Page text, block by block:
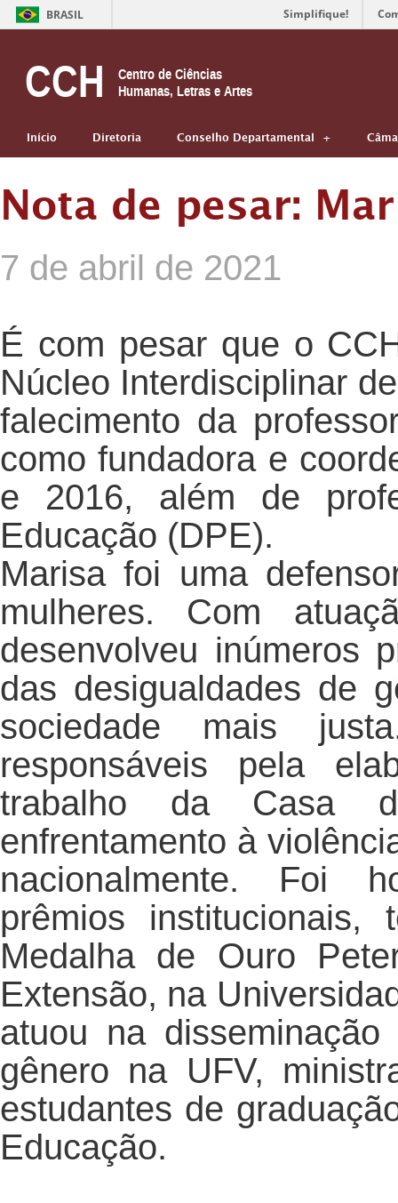
BRASIL Simplifique!
CCH
Centro de Ciências
Humanas, Letras e Artes
Início Diretoria Conselho Departamental
Nota de pesar:
7 de abril de 2021
É com pesar que o
Núcleo Interdisciplinar
falecimento da
como fundadora e
e 2016, além de
Educação (DPE).
Marisa foi uma
mulheres. Com
desenvolveu inúmeros
das desigualdades de
sociedade mais
responsáveis pela
trabalho da Casa
enfrentamento à
nacionalmente. Foi
prêmios
Medalha de Ouro
Extensão, na
atuou na
gênero na UFV,
estudantes de
Educação.